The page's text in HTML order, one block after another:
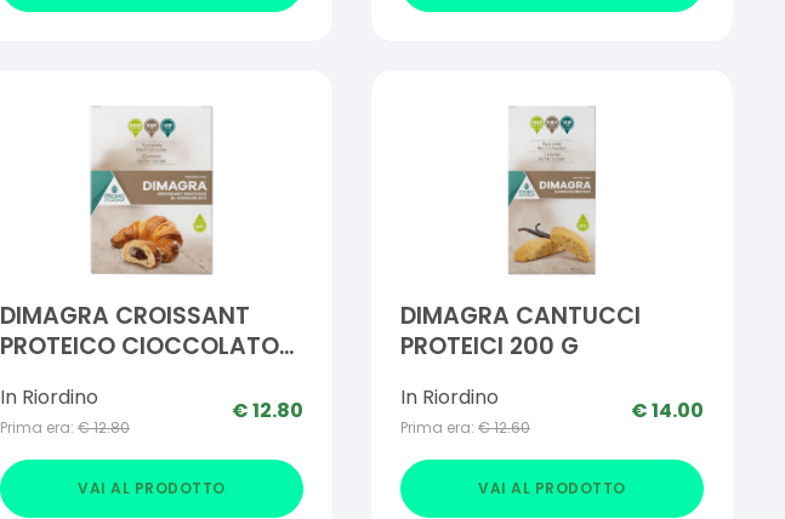
DIMAGRA CROISSANT
PROTEICO CIOCCOLATO
In Riordino
Prima era: €12.80
€12.80
VAI AL PRODOTTO
DIMAGRA CANTUCCI
PROTEICI 200 G
In Riordino
Prima era: €12.60
€14.00
VAI AL PRODOTTO